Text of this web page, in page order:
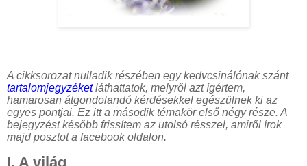
A cikksorozat nulladik részében egy kedvcsinálónak szánt
tartalomjegyzéketláthattatok, melyről azt ígértem,
hamarosan átgondolandó kérdésekkel egészülnek ki az
egyes pontjai. Ez itt a második témakör első négy része. A
bejegyzést később frissítem az utolsó résszel, amiről írok
majd posztot a facebook oldalon.
I. A világ